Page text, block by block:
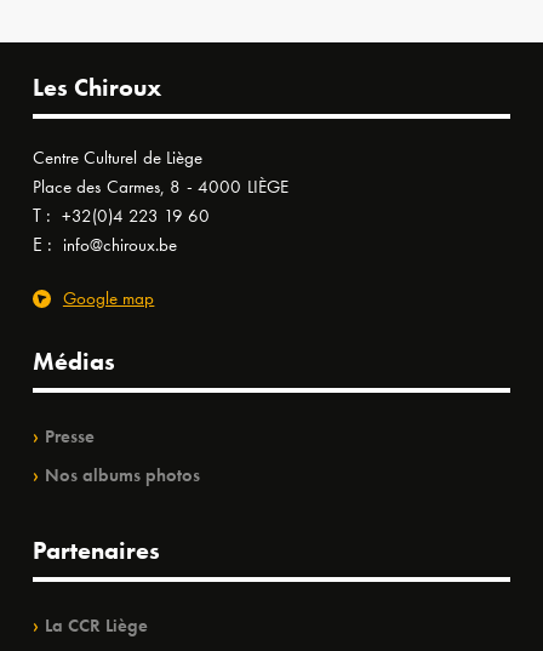
Les Chiroux
Centre Culturel de Liège
Place des Carmes, 8 - 4000 LIÈGE
T : +32(0)4 223 19 60
E : info@chiroux.be
Google map
Médias
Presse
Nos albums photos
Partenaires
La CCR Liège